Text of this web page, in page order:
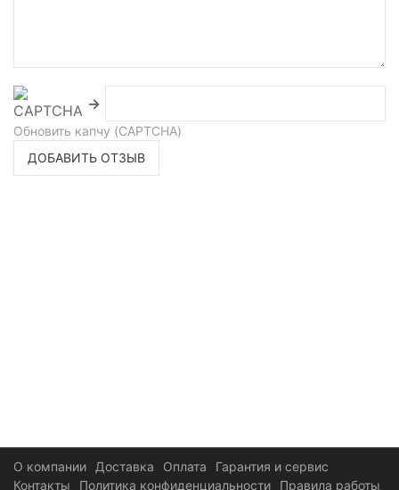
→
Обновить капчу (CAPTCHA)
ДОБАВИТЬ ОТЗЫВ
О компании Доставка Оплата
Гарантия и сервис
Контакты
Политика конфиденциальности Правила работы